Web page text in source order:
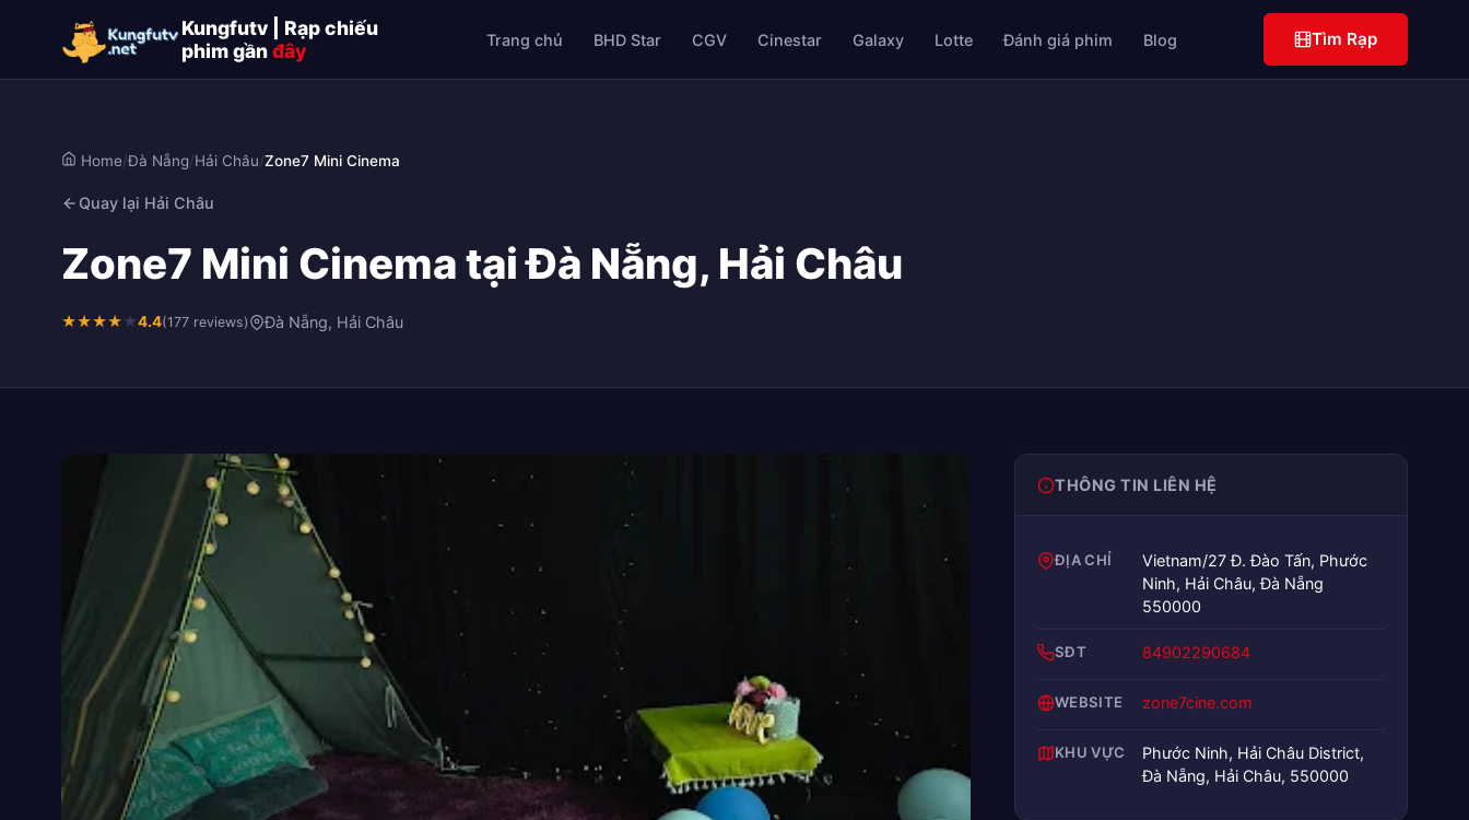
Kungfutv | Rạp chiếu
phim gầnđây Trang chủ BHD Star CGV Cinestar Galaxy Lotte Đánh giá phim Blog Tìm Rạp
Home/Đà Nẵng/Hải Châu/Zone7 Mini Cinema
Quay lại Hải Châu
Zone7 Mini Cinema tại Đà Nẵng, Hải Châu
★★★★★4.4(177 reviews) Đà Nẵng, Hải Châu
THÔNG TIN LIÊN HỆ
ĐỊA CHỈ
Vietnam/27 Đ. Đào Tấn, Phước
Ninh, Hải Châu, Đà Nẵng
550000
SĐT 84902290684
WEBSITE zone7cine.com
KHU VỰC
Phước Ninh, Hải Châu District,
Đà Nẵng, Hải Châu, 550000